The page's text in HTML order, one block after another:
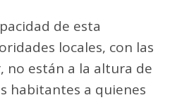
de esta
locales, con las
no están a la altura de
habitantes a quienes